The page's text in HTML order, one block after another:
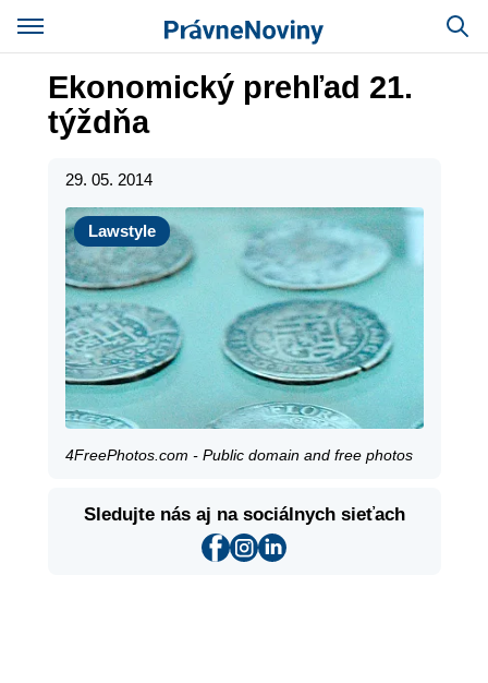
Ekonomický prehľad 21.
týždňa
29. 05. 2014
Lawstyle
Lawstyle
4FreePhotos.com - Public domain and free photos
Sledujte nás aj na sociálnych sieťach